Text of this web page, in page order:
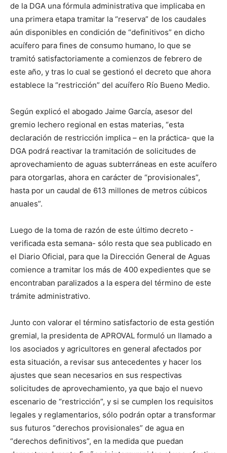
de la DGA una fórmula administrativa que implicaba en
una primera etapa tramitar la “reserva” de los caudales
aún disponibles en condición de “definitivos” en dicho
acuífero para fines de consumo humano, lo que se
tramitó satisfactoriamente a comienzos de febrero de
este año, y tras lo cual se gestionó el decreto que ahora
establece la “restricción” del acuífero Río Bueno Medio.
Según explicó el abogado Jaime García, asesor del
gremio lechero regional en estas materias, “esta
declaración de restricción implica – en la práctica- que la
DGA podrá reactivar la tramitación de solicitudes de
aprovechamiento de aguas subterráneas en este acuífero
para otorgarlas, ahora en carácter de “provisionales”,
hasta por un caudal de 613 millones de metros cúbicos
anuales”.
Luego de la toma de razón de este último decreto -
verificada esta semana- sólo resta que sea publicado en
el Diario Oficial, para que la Dirección General de Aguas
comience a tramitar los más de 400 expedientes que se
encontraban paralizados a la espera del término de este
trámite administrativo.
Junto con valorar el término satisfactorio de esta gestión
gremial, la presidenta de APROVAL formuló un llamado a
los asociados y agricultores en general afectados por
esta situación, a revisar sus antecedentes y hacer los
ajustes que sean necesarios en sus respectivas
solicitudes de aprovechamiento, ya que bajo el nuevo
escenario de “restricción”, y si se cumplen los requisitos
legales y reglamentarios, sólo podrán optar a transformar
sus futuros “derechos provisionales” de agua en
“derechos definitivos”, en la medida que puedan